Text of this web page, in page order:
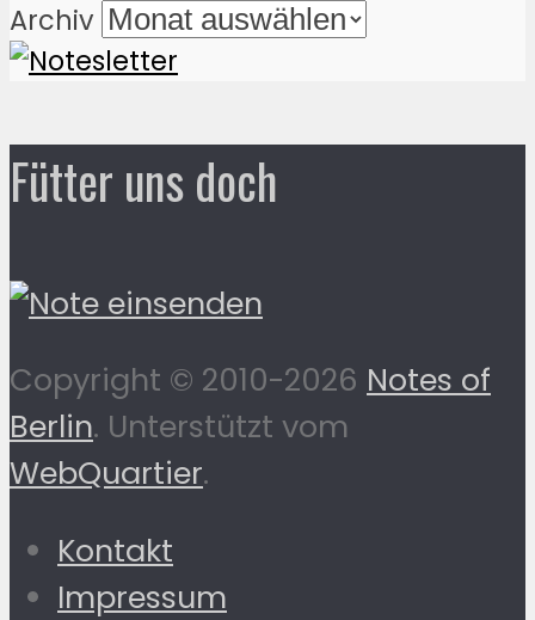
Archiv
Fütter uns doch
Copyright © 2010-2026 Notes of
Berlin. Unterstützt vom
WebQuartier.
Kontakt
Impressum